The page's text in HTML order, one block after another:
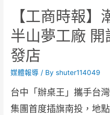
【工商時報
半山夢工廠
發店
媒體報導 / Byshuter114049
台中「辦桌王」攜手台
集團首度插旗南投，地